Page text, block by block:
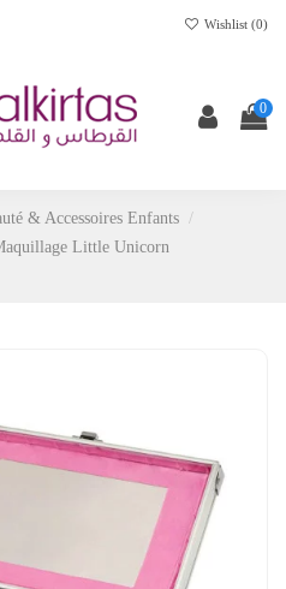
Wishlist (0)
0
& Accessoires Enfants
Little Unicorn